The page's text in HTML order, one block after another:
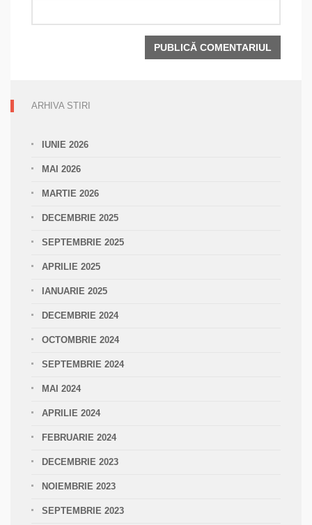
ARHIVA STIRI
IUNIE 2026
MAI 2026
MARTIE 2026
DECEMBRIE 2025
SEPTEMBRIE 2025
APRILIE 2025
IANUARIE 2025
DECEMBRIE 2024
OCTOMBRIE 2024
SEPTEMBRIE 2024
MAI 2024
APRILIE 2024
FEBRUARIE 2024
DECEMBRIE 2023
NOIEMBRIE 2023
SEPTEMBRIE 2023